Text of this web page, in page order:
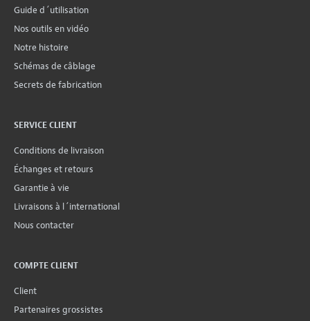
Guide d´utilisation
Nos outils en vidéo
Notre histoire
Schémas de câblage
Secrets de fabrication
SERVICE CLIENT
Conditions de livraison
Échanges et retours
Garantie à vie
Livraisons à l´international
Nous contacter
COMPTE CLIENT
Client
Partenaires grossistes